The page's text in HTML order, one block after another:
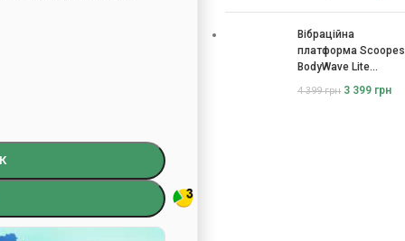
Вібраційна
платформа Scoopes
BodyWave Lite
4 399грн 3 399 грн